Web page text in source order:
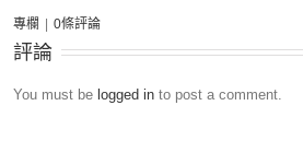
專欄 0條評論
評論
You must be logged in to post a comment.